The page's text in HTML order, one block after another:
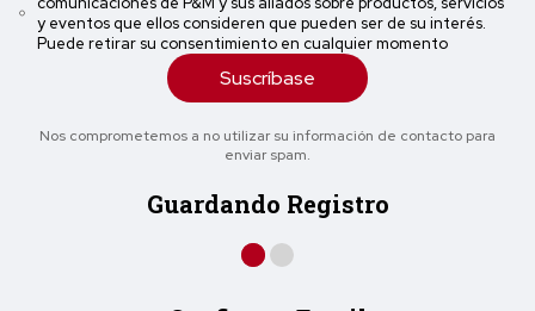
y eventos que ellos consideren que pueden ser de su interés.
Puede retirar su consentimiento en cualquier momento
Suscríbase
Nos comprometemos a no utilizar su información de contacto para
enviar spam.
Guardando Registro